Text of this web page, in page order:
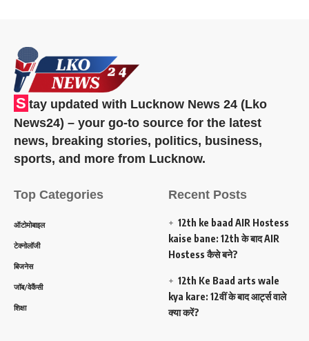
S tay updated with Lucknow News 24 (Lko
News24) – your go-to source for the latest
news, breaking stories, politics, business,
sports, and more from Lucknow.
Top Categories
ऑटोमोबाइल
टेक्नोलॉजी
बिजनेस
जॉब/वेकैंसी
शिक्षा
Recent Posts
12th ke baad AIR Hostess
kaise bane: 12th के बाद AIR
Hostess कैसे बने?
12th Ke Baad arts wale
kya kare: 12वीं के बाद आर्ट्स वाले
क्या करें?